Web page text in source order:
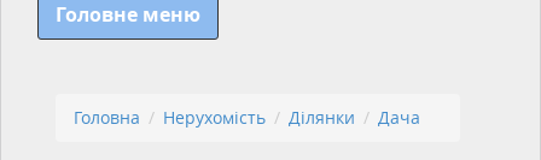
Головне меню
Головна Нерухомість Ділянки Дача